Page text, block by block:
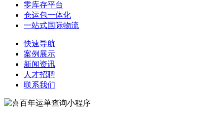
零库存平台
仓运包一体化
一站式国际物流
快速导航
案例展示
新闻资讯
人才招聘
联系我们